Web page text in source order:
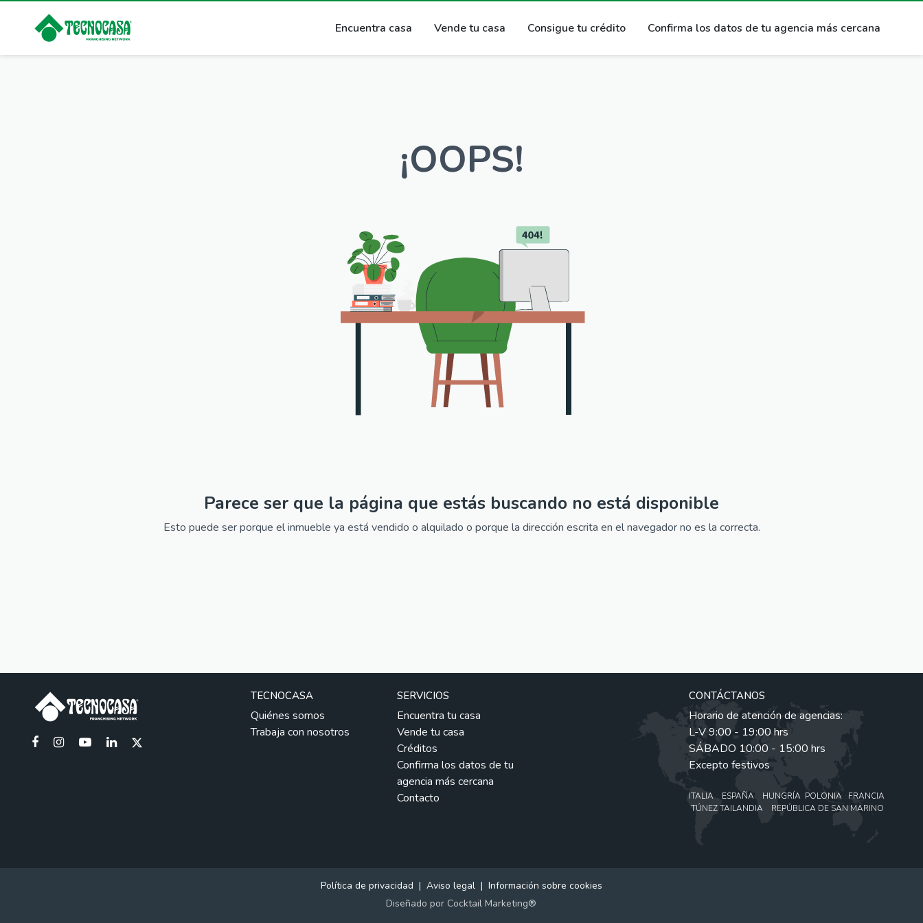
Encuentra casa Vende tu casa Consigue tu crédito Confirma los datos de tu agencia más cercana
¡OOPS!
Parece ser que la página que estás buscando no está disponible
Esto puede ser porque el inmueble ya está vendido o alquilado o porque la dirección escrita en el navegador no es la correcta.
TECNOCASA
Quiénes somos
Trabaja con nosotros
SERVICIOS
Encuentra tu casa
Vende tu casa
Créditos
Confirma los datos de tu
agencia más cercana
Contacto
CONTÁCTANOS
Horario de atención de agencias:
L-V 9:00 - 19:00 hrs
SÁBADO 10:00 - 15:00 hrs
Excepto festivos
ITALIA ESPAÑA HUNGRÍA POLONIA FRANCIA
TÚNEZ TAILANDIA REPÚBLICA DE SAN MARINO
Política de privacidad | Aviso legal| Información sobre cookies
Diseñado por Cocktail Marketing®